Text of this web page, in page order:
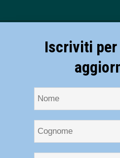
Iscriviti